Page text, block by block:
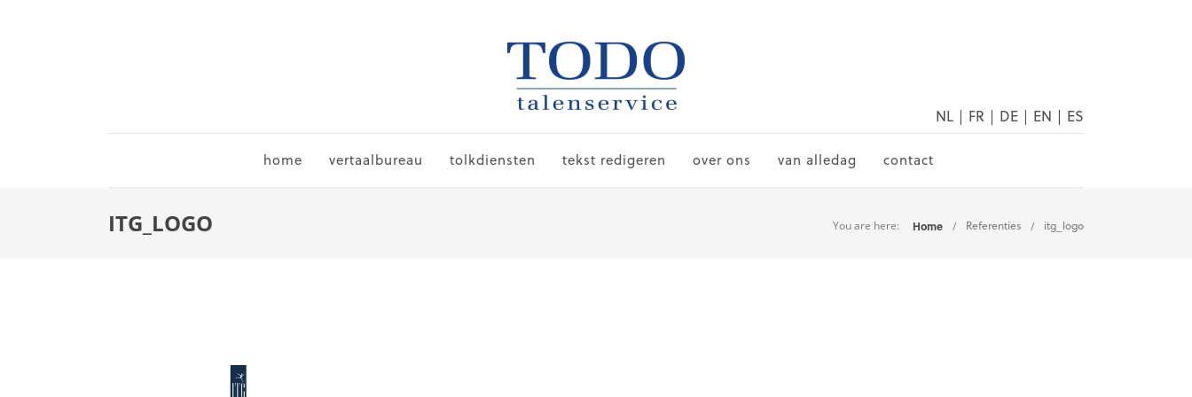
NL | FR | DE | EN | ES
home vertaalbureau tolkdiensten tekst redigeren over ons van alledag contact
ITG_LOGO You are here: Home Referenties itg_logo